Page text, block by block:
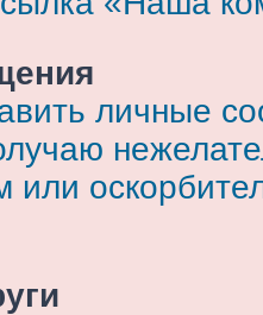
личные
или